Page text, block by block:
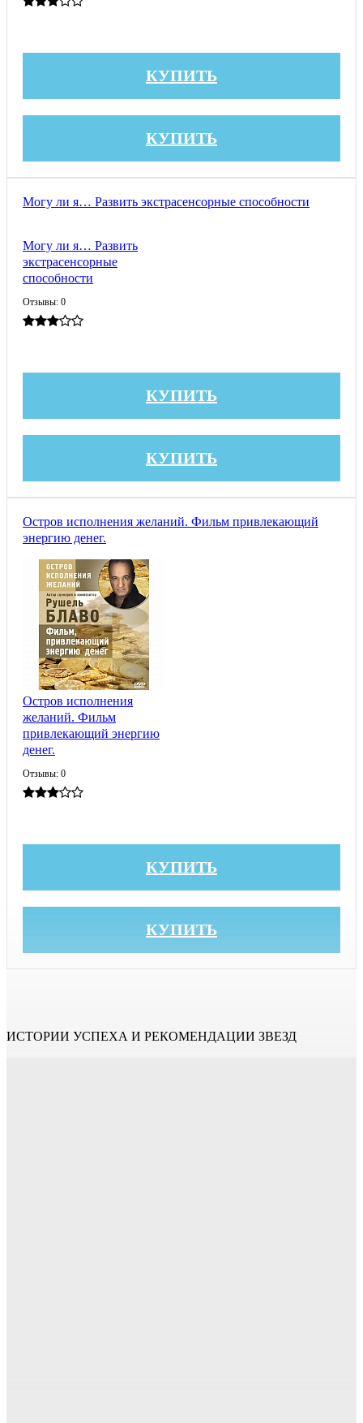
КУПИТЬ
КУПИТЬ
Могу ли я… Развить экстрасенсорные способности
Могу ли я… Развить
экстрасенсорные
способности
Отзывы: 0
КУПИТЬ
КУПИТЬ
Остров исполнения желаний. Фильм привлекающий
энергию денег.
Остров исполнения
желаний. Фильм
привлекающий энергию
денег.
Отзывы: 0
КУПИТЬ
КУПИТЬ
ИСТОРИИ УСПЕХА И РЕКОМЕНДАЦИИ ЗВЕЗД